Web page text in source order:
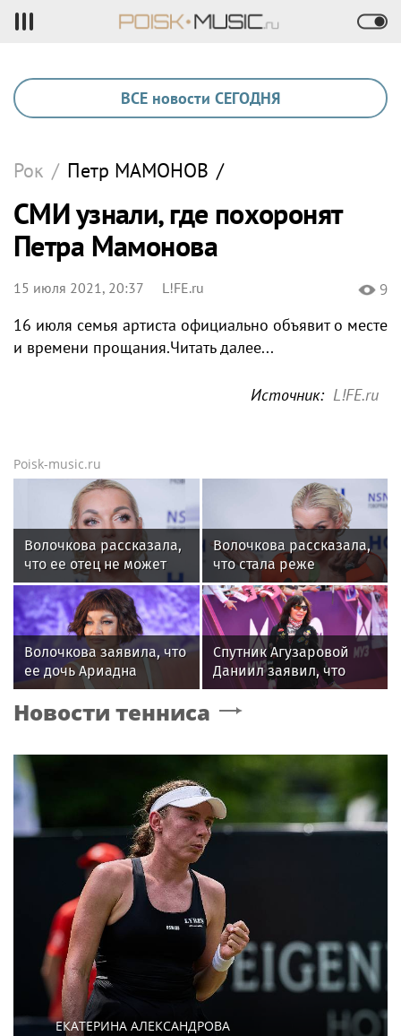
ВСЕ новости СЕГОДНЯ
Рок / Петр МАМОНОВ /
СМИ узнали, где похоронят
Петра Мамонова
15 июля 2021, 20:37 L!FE.ru 9
16 июля семья артиста официально объявит о месте
и времени прощания.Читать далее...
Источник: L!FE.ru
Poisk-music.ru
Волочкова рассказала,
что ее отец не может
восстановиться после
инсульта
Волочкова рассказала,
что стала реже
показывать шпагаты
из-за операции на ноге
Волочкова заявила, что
ее дочь Ариадна
«совершила глупость»,
взяв фамилию мужа
Спутник Агузаровой
Даниил заявил, что
решал рабочие
вопросы с певицей в
Новости тенниса
ЕКАТЕРИНА АЛЕКСАНДРОВА